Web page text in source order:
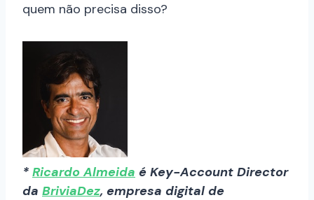
quem não precisa disso?
* Ricardo Almeida é Key-Account Director
da BriviaDez, empresa digital de